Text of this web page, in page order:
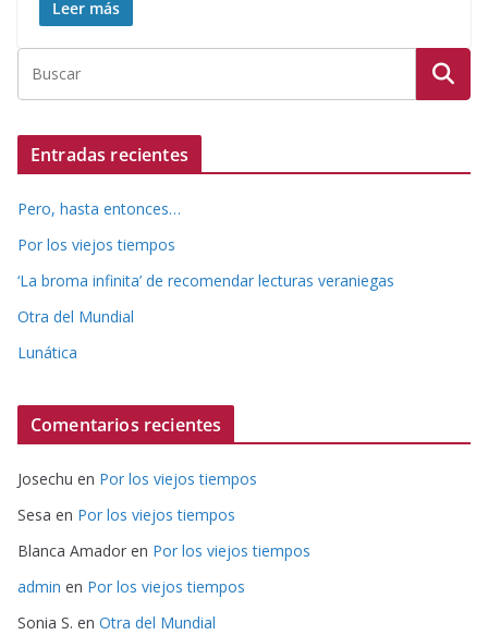
Leer más
Entradas recientes
Pero, hasta entonces…
Por los viejos tiempos
‘La broma infinita’ de recomendar lecturas veraniegas
Otra del Mundial
Lunática
Comentarios recientes
Josechu en Por los viejos tiempos
Sesa en Por los viejos tiempos
Blanca Amador en Por los viejos tiempos
admin en Por los viejos tiempos
Sonia S. en Otra del Mundial